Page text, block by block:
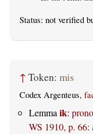
Status: not verified
↑ Token: mis
Codex Argenteus,
Lemma ik:
WS 1910, p. 66: